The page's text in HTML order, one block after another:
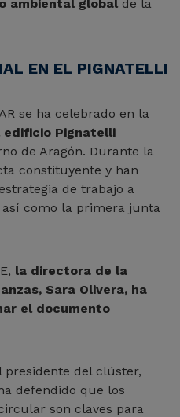
ambiental global de la
EN EL PIGNATELLI
se ha celebrado en la
edificio Pignatelli
de Aragón. Durante la
constituyente y han
de trabajo a
como la primera junta
la directora de la
Sara Olivera, ha
el documento
presidente del clúster,
defendido que los
son claves para